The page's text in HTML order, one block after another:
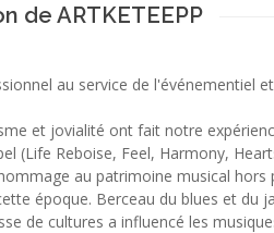
de ARTKETEEPP
au service de l'événementiel
et jovialité ont fait notre
(Life Reboise, Feel, Harmony,
au patrimoine musical hors
époque. Berceau du blues et du
de cultures a influencé les